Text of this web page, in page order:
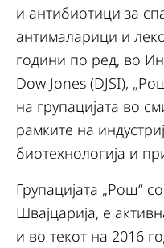
и антибиотици за
антималарици и
години по ред, во
Dow Jones (DJSI),
на групацијата во
рамките на
биотехнологија и
Групацијата „Рош“
Швајцарија, е
и во текот на 2016